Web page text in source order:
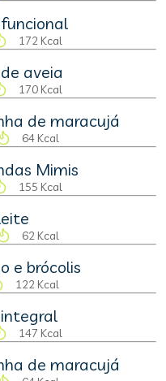
172 Kcal
aveia
170 Kcal
de maracujá
64 Kcal
Mimis
155 Kcal
62 Kcal
e brócolis
122 Kcal
147 Kcal
de maracujá